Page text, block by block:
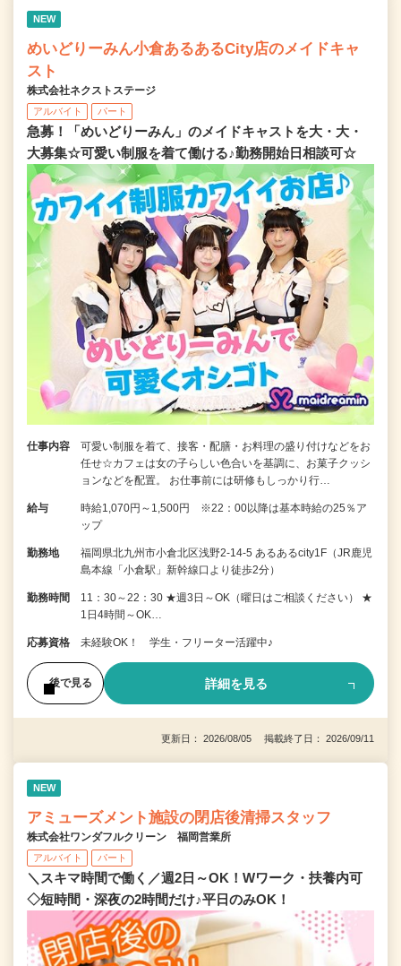
NEW
めいどりーみん小倉あるあるCity店のメイドキャ
スト
株式会社ネクストステージ
アルバイト パート
急募！「めいどりーみん」のメイドキャストを大・大・
大募集☆可愛い制服を着て働ける♪勤務開始日相談可☆
仕事内容
可愛い制服を着て、接客・配膳・お料理の盛り付けなどをお
任せ☆カフェは女の子らしい色合いを基調に、お菓子クッシ
ョンなどを配置。 お仕事前には研修もしっかり行…
給与
時給1,070円～1,500円 ※22：00以降は基本時給の25％ア
ップ
勤務地
福岡県北九州市小倉北区浅野2-14-5 あるあるcity1F（JR鹿児
島本線「小倉駅」新幹線口より徒歩2分）
勤務時間
11：30～22：30 ★週3日～OK（曜日はご相談ください） ★
1日4時間～OK…
応募資格 未経験OK！ 学生・フリーター活躍中♪
後で見る 詳細を見る
更新日： 2026/08/05 掲載終了日： 2026/09/11
NEW
アミューズメント施設の閉店後清掃スタッフ
株式会社ワンダフルクリーン 福岡営業所
アルバイト パート
＼スキマ時間で働く／週2日～OK！Wワーク・扶養内可
◇短時間・深夜の2時間だけ♪平日のみOK！